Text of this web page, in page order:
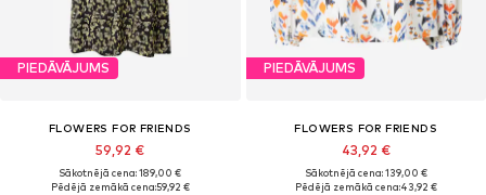
PIEDĀVĀJUMS
FLOWERS FOR FRIENDS
59,92 €
Sākotnējā cena: 189,00 €
Pēdējā zemākā cena:59,92 €
PIEDĀVĀJUMS
FLOWERS FOR FRIENDS
43,92 €
Sākotnējā cena: 139,00 €
Pēdējā zemākā cena:43,92 €